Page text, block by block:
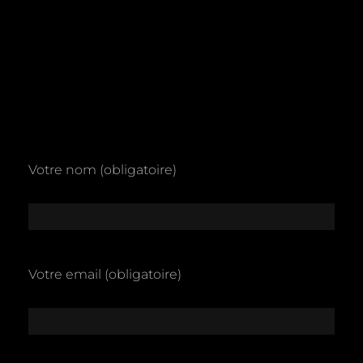
Votre nom (obligatoire)
Votre email (obligatoire)